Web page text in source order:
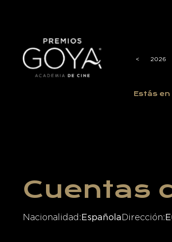
<
< 2026
Estás en
Cuentas
Nacionalidad Española Dirección